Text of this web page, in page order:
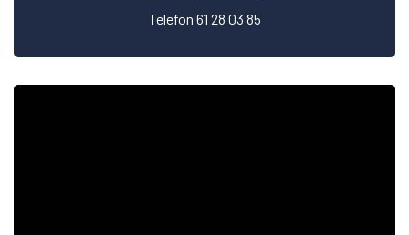
Telefon 61 28 03 85